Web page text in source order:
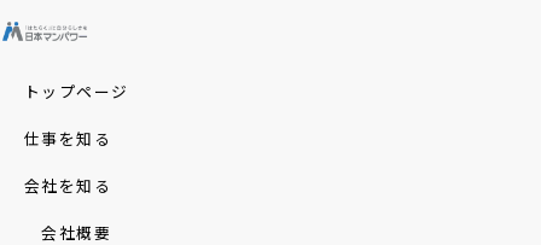
トップページ
仕事を知る
会社を知る
会社概要